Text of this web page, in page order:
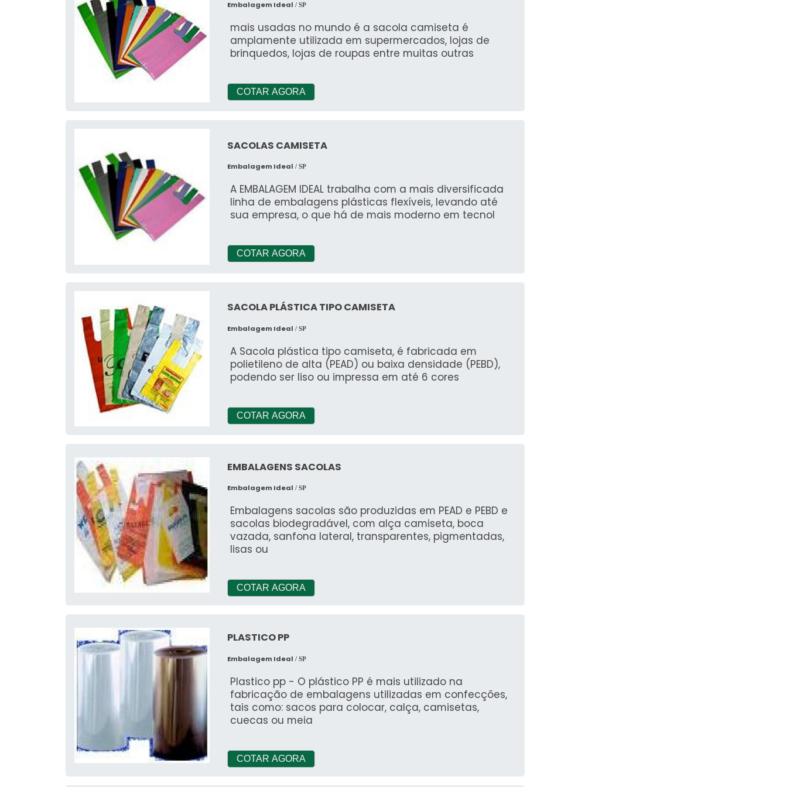
precisão. A empresa conta com um time de
investir em equipamentos modernos, que se ajustam a
sua necessidade. A China Refrigeração é uma empresa
que tem se destacado da concorrência pela
experiência para parceiros novos e antigos.
Embalagem Ideal / SP
mais usadas no mundo é a sacola camiseta é
amplamente utilizada em supermercados, lojas de
brinquedos, lojas de roupas entre muitas outras
COTAR AGORA
SACOLAS CAMISETA
Embalagem Ideal / SP
A EMBALAGEM IDEAL trabalha com a mais diversificada
linha de embalagens plásticas flexíveis, levando até
sua empresa, o que há de mais moderno em tecnol
COTAR AGORA
SACOLA PLÁSTICA TIPO CAMISETA
Embalagem Ideal / SP
A Sacola plástica tipo camiseta, é fabricada em
polietileno de alta (PEAD) ou baixa densidade (PEBD),
podendo ser liso ou impressa em até 6 cores
COTAR AGORA
EMBALAGENS SACOLAS
Embalagem Ideal / SP
Embalagens sacolas são produzidas em PEAD e PEBD e
sacolas biodegradável, com alça camiseta, boca
vazada, sanfona lateral, transparentes, pigmentadas,
lisas ou
COTAR AGORA
PLASTICO PP
Embalagem Ideal / SP
Plastico pp - O plástico PP é mais utilizado na
fabricação de embalagens utilizadas em confecções,
tais como: sacos para colocar, calça, camisetas,
cuecas ou meia
COTAR AGORA